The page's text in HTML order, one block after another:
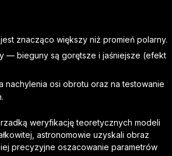
znacząco większy niż promień polarny.
— bieguny są gorętsze i jaśniejsze (efekt
nachylenia osi obrotu oraz na testowanie
weryfikację teoretycznych modeli
astronomowie uzyskali obraz
precyzyjne oszacowanie parametrów